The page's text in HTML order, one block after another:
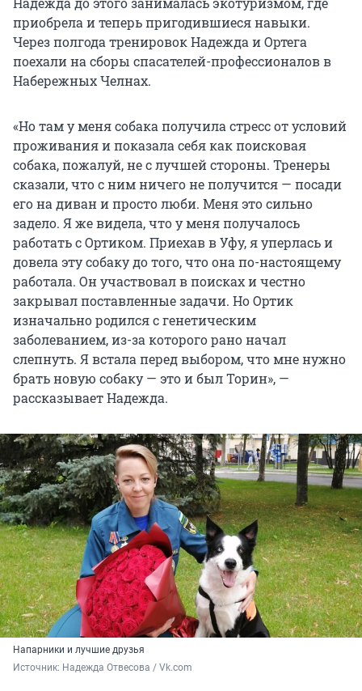
приобрела и теперь пригодившиеся навыки.
Через полгода тренировок Надежда и Ортега
поехали на сборы спасателей-профессионалов в
Набережных Челнах.
«Но там у меня собака получила стресс от условий
проживания и показала себя как поисковая
собака, пожалуй, не с лучшей стороны. Тренеры
сказали, что с ним ничего не получится — посади
его на диван и просто люби. Меня это сильно
задело. Я же видела, что у меня получалось
работать с Ортиком. Приехав в Уфу, я уперлась и
довела эту собаку до того, что она по-настоящему
работала. Он участвовал в поисках и честно
закрывал поставленные задачи. Но Ортик
изначально родился с генетическим
заболеванием, из-за которого рано начал
слепнуть. Я встала перед выбором, что мне нужно
брать новую собаку — это и был Торин», —
рассказывает Надежда.
Напарники и лучшие друзья
Источник: Надежда Отвесова / Vk.com